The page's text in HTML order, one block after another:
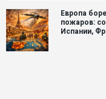
Европа
пожаров:
Испании,